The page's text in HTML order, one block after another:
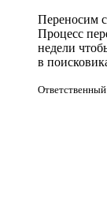
Переносим
Процесс
недели
в